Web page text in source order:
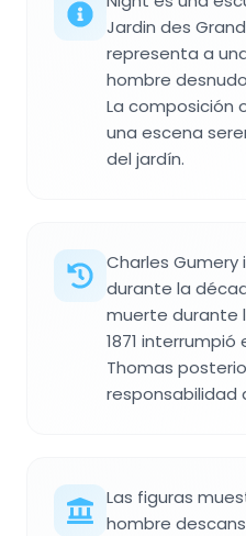
Jardin des
representa a
hombre
La composición
una escena
del jardín.
Charles Gumery
durante la
muerte durante
1871
Thomas
responsabilidad
Las figuras
hombre